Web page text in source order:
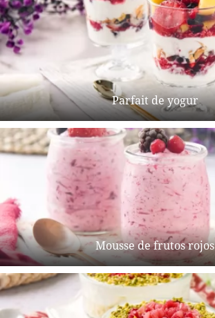
Parfait de yogur
Mousse de frutos rojos